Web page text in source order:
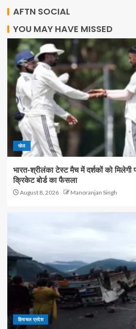
AFTN SOCIAL
YOU MAY HAVE MISSED
खेल
भारत-श्रीलंका टेस्ट मैच में दर्शकों को मिलेगी
क्रिकेट बोर्ड का फैसला
August 8, 2026 Manoranjan Singh
हिमाचल प्रदेश